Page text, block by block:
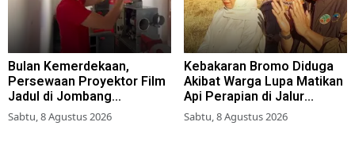
Bulan Kemerdekaan,
Persewaan Proyektor Film
Jadul di Jombang
Meningkat
Sabtu, 8 Agustus 2026
Kebakaran Bromo Diduga
Akibat Warga Lupa Matikan
Api Perapian di Jalur
Tradisional
Sabtu, 8 Agustus 2026